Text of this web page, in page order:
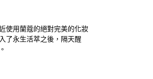
使用蘭蔻的絕對完美的化妝
了永生活萃之後，隔天醒